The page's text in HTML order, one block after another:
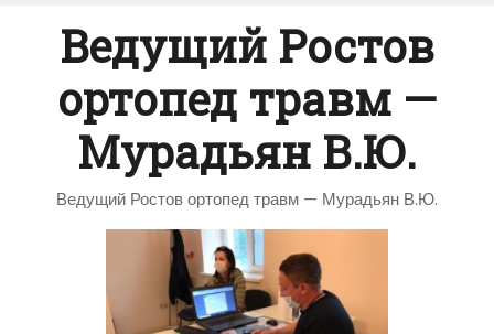
Ведущий Ростов
ортопед травм —
Мурадьян В.Ю.
Ведущий Ростов ортопед травм — Мурадьян В.Ю.